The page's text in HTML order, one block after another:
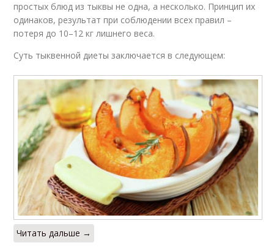
простых блюд из тыквы не одна, а несколько. Принцип их
одинаков, результат при соблюдении всех правил –
потеря до 10–12 кг лишнего веса.
Суть тыквенной диеты заключается в следующем:
Читать дальше →